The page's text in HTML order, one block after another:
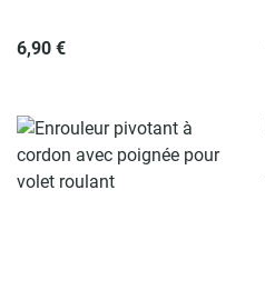
6,90 €